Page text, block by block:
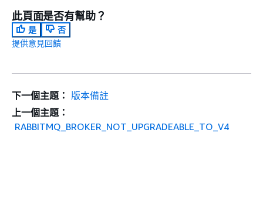
此頁面是否有幫助？
是
否
提供意見回饋
下一個主題： 版本備註
上一個主題：
RABBITMQ_BROKER_NOT_UPGRADEABLE_TO_V4